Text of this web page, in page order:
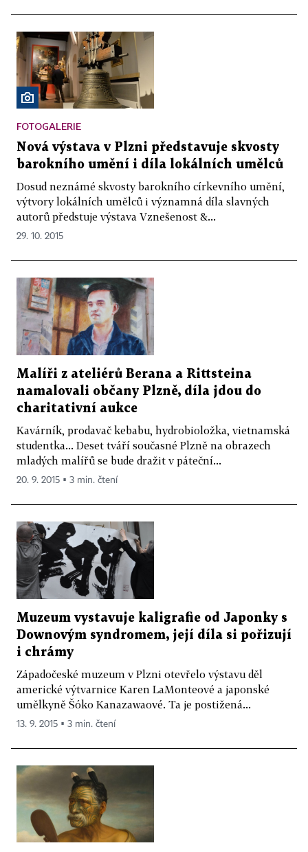
FOTOGALERIE
Nová výstava v Plzni představuje skvosty
barokního umění i díla lokálních umělců
Dosud neznámé skvosty barokního církevního umění,
výtvory lokálních umělců i významná díla slavných
autorů předstuje výstava Vznešenost &...
29. 10. 2015
Malíři z ateliérů Berana a Rittsteina
namalovali občany Plzně, díla jdou do
charitativní aukce
Kavárník, prodavač kebabu, hydrobioložka, vietnamská
studentka... Deset tváří současné Plzně na obrazech
mladých malířů se bude dražit v páteční...
20. 9. 2015 ▪ 3 min. čtení
Muzeum vystavuje kaligrafie od Japonky s
Downovým syndromem, její díla si pořizují
i chrámy
Západočeské muzeum v Plzni otevřelo výstavu děl
americké výtvarnice Karen LaMonteové a japonské
umělkyně Šóko Kanazawaové. Ta je postižená...
13. 9. 2015 ▪ 3 min. čtení